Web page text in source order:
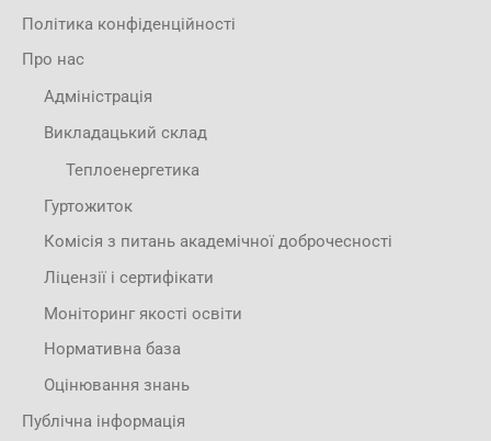
Політика конфіденційності
Про нас
Адміністрація
Викладацький склад
Теплоенергетика
Гуртожиток
Комісія з питань академічної доброчесності
Ліцензії і сертифікати
Моніторинг якості освіти
Нормативна база
Оцінювання знань
Публічна інформація